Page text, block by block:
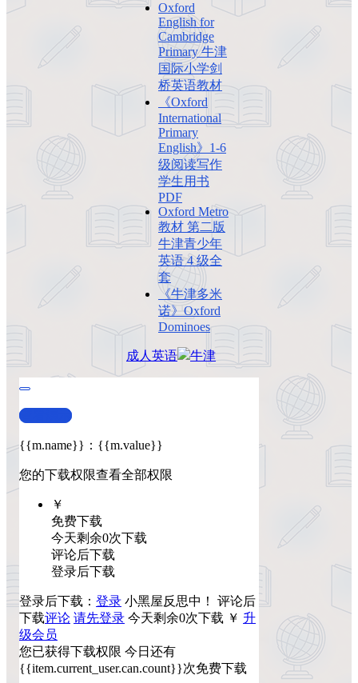
Oxford
English for
Cambridge
Primary 牛津
国际小学剑
桥英语教材
《Oxford
International
Primary
English》1-6
级阅读写作
学生用书
PDF
Oxford Metro
教材 第二版
牛津青少年
英语 4 级全
套
《牛津多米
诺》Oxford
Dominoes
成人英语 牛津
查看演示
{{m.name}} ： {{m.value}}
您的下载权限查看全部权限
￥
免费下载
今天剩余0次下载
评论后下载
登录后下载
登录后下载： 登录 小黑屋反思中！ 评论后
下载评论 请先登录 今天剩余0次下载 ￥ 升
级会员
您已获得下载权限 今日还有
{{item.current_user.can.count}}次免费下载